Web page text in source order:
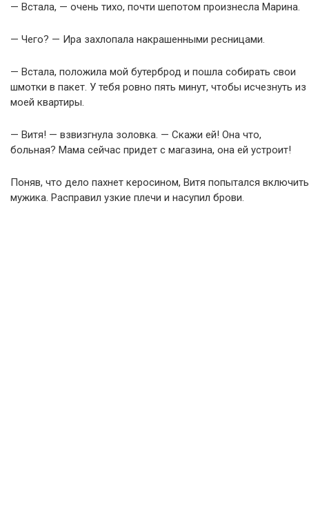
— Встала, — очень тихо, почти шепотом произнесла Марина.
— Чего? — Ира захлопала накрашенными ресницами.
— Встала, положила мой бутерброд и пошла собирать свои
шмотки в пакет. У тебя ровно пять минут, чтобы исчезнуть из
моей квартиры.
— Витя! — взвизгнула золовка. — Скажи ей! Она что,
больная? Мама сейчас придет с магазина, она ей устроит!
Поняв, что дело пахнет керосином, Витя попытался включить
мужика. Расправил узкие плечи и насупил брови.